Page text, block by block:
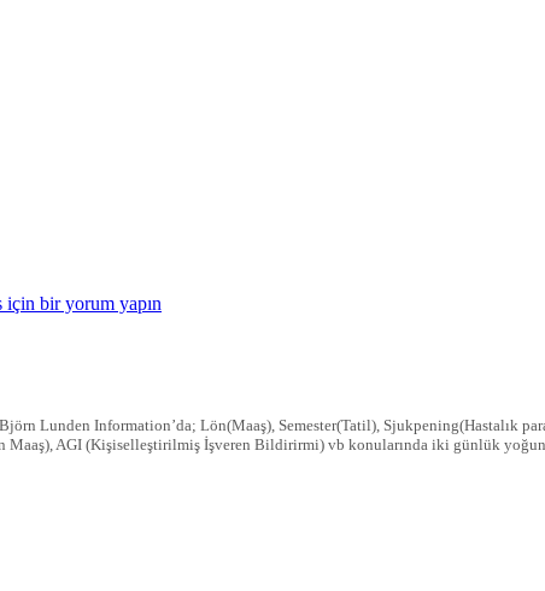
için bir yorum yapın
Lunden Information’da; Lön(Maaş), Semester(Tatil), Sjukpening(Hastalık
Maaş), AGI (Kişiselleştirilmiş İşveren Bildirirmi) vb konularında iki günlük